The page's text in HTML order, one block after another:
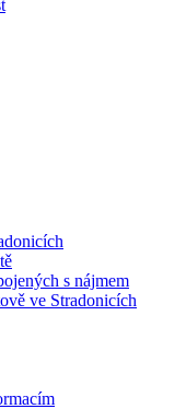
s nájmem
ve Stradonicích